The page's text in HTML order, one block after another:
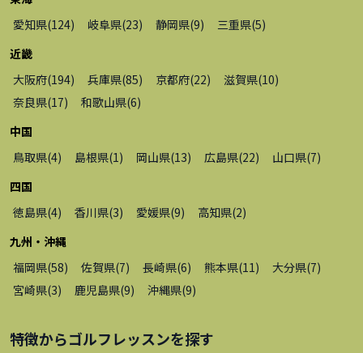
愛知県(124) 岐阜県(23) 静岡県(9) 三重県(5)
近畿
大阪府(194) 兵庫県(85) 京都府(22) 滋賀県(10)
奈良県(17) 和歌山県(6)
中国
鳥取県(4) 島根県(1 ) 岡山県(13) 広島県(22) 山口県(7)
四国
徳島県(4) 香川県(3) 愛媛県(9) 高知県(2)
九州・沖縄
福岡県(58) 佐賀県(7) 長崎県(6) 熊本県(11 ) 大分県(7)
宮崎県(3) 鹿児島県(9) 沖縄県(9)
特徴からゴルフレッスンを探す